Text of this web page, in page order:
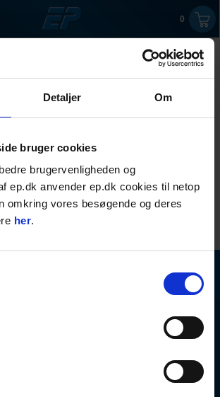
Detaljer Om
bruger cookies
brugervenligheden og
ep.dk anvender ep.dk cookies til netop
omkring vores besøgende og deres
her.
0
Brugte fliseskæremaskiner
Tilmeld nyhedsbrev